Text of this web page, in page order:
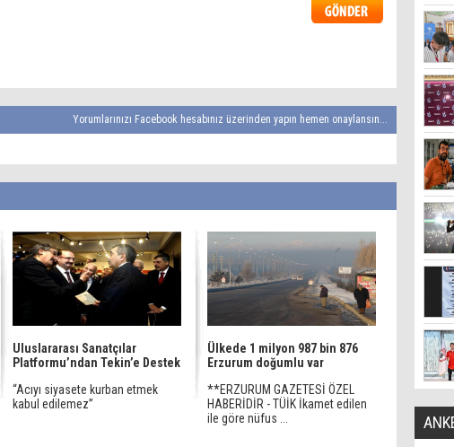
Yorumlarınızı Facebook hesabınız üzerinden yapın hemen onaylansın...
Uluslararası Sanatçılar
Platformu’ndan Tekin’e Destek
“Acıyı siyasete kurban etmek
kabul edilemez”
Ülkede 1 milyon 987 bin 876
Erzurum doğumlu var
**ERZURUM GAZETESİ ÖZEL
HABERİDİR - TÜİK İkamet edilen
ile göre nüfus ...